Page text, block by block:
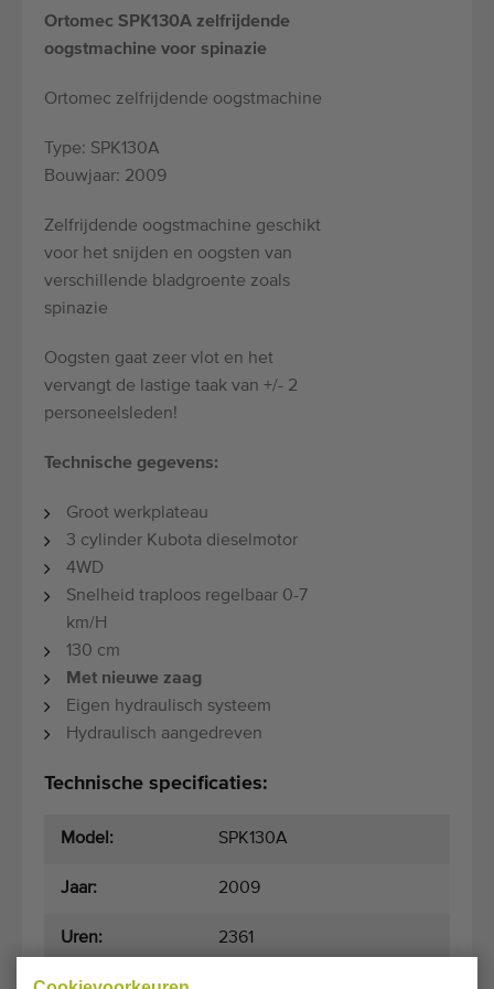
Ortomec SPK130A zelfrijdende
oogstmachine voor spinazie
Ortomec zelfrijdende oogstmachine
Type: SPK130A
Bouwjaar: 2009
Zelfrijdende oogstmachine geschikt
voor het snijden en oogsten van
verschillende bladgroente zoals
spinazie
Oogsten gaat zeer vlot en het
vervangt de lastige taak van +/- 2
personeelsleden!
Technische gegevens:
Groot werkplateau
3 cylinder Kubota dieselmotor
4WD
Snelheid traploos regelbaar 0-7
km/H
130 cm
Met nieuwe zaag
Eigen hydraulisch systeem
Hydraulisch aangedreven
Technische specificaties:
Model: SPK130A
Jaar: 2009
Uren: 2361